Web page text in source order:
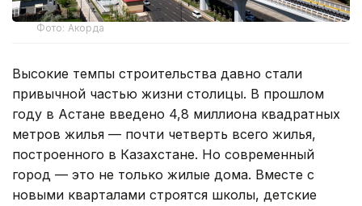
Фото: Акорда
Высокие темпы строительства давно стали
привычной частью жизни столицы. В прошлом
году в Астане введено 4,8 миллиона квадратных
метров жилья — почти четверть всего жилья,
построенного в Казахстане. Но современный
город — это не только жилые дома. Вместе с
новыми кварталами строятся школы, детские